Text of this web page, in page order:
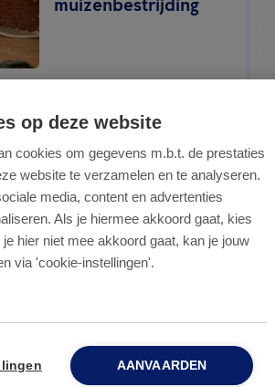
muizenbestrijding
Bouwkundige wering
op deze website
cookies om gegevens m.b.t. de prestaties
website te verzamelen en te analyseren.
media, content en advertenties
Als je hiermee akkoord gaat, kies
hier niet mee akkoord gaat, kan je jouw
via 'cookie-instellingen'.
AANVAARDEN